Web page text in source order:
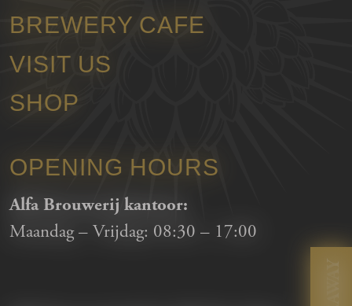
BREWERY CAFE
VISIT US
SHOP
OPENING HOURS
Alfa Brouwerij kantoor:
Maandag – Vrijdag: 08:30 – 17:00